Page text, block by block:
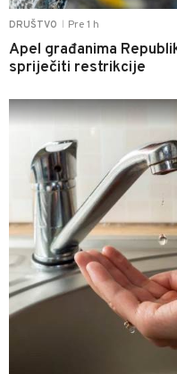
DRUŠTVO Pre 1 h
Apel građanima
spriječiti restrikcije